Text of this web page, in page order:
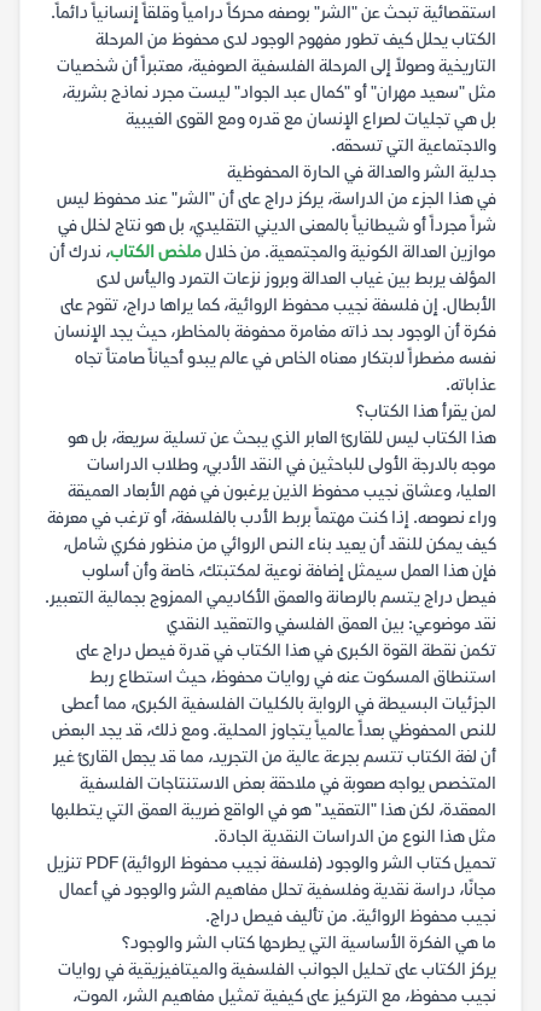
استقصائية تبحث عن "الشر" بوصفه محركاً درامياً وقلقاً إنسانياً دائماً.
الكتاب يحلل كيف تطور مفهوم الوجود لدى محفوظ من المرحلة
التاريخية وصولاً إلى المرحلة الفلسفية الصوفية، معتبراً أن شخصيات
مثل "سعيد مهران" أو "كمال عبد الجواد" ليست مجرد نماذج بشرية،
بل هي تجليات لصراع الإنسان مع قدره ومع القوى الغيبية
والاجتماعية التي تسحقه.
جدلية الشر والعدالة في الحارة المحفوظية
في هذا الجزء من الدراسة، يركز دراج على أن "الشر" عند محفوظ ليس
شراً مجرداً أو شيطانياً بالمعنى الديني التقليدي، بل هو نتاج لخلل في
موازين العدالة الكونية والمجتمعية. من خلالملخص الكتاب، ندرك أن
المؤلف يربط بين غياب العدالة وبروز نزعات التمرد واليأس لدى
الأبطال. إن فلسفة نجيب محفوظ الروائية، كما يراها دراج، تقوم على
فكرة أن الوجود بحد ذاته مغامرة محفوفة بالمخاطر، حيث يجد الإنسان
نفسه مضطراً لابتكار معناه الخاص في عالم يبدو أحياناً صامتاً تجاه
عذاباته.
لمن يقرأ هذا الكتاب؟
هذا الكتاب ليس للقارئ العابر الذي يبحث عن تسلية سريعة، بل هو
موجه بالدرجة الأولى للباحثين في النقد الأدبي، وطلاب الدراسات
العليا، وعشاق نجيب محفوظ الذين يرغبون في فهم الأبعاد العميقة
وراء نصوصه. إذا كنت مهتماً بربط الأدب بالفلسفة، أو ترغب في معرفة
كيف يمكن للنقد أن يعيد بناء النص الروائي من منظور فكري شامل،
فإن هذا العمل سيمثل إضافة نوعية لمكتبتك، خاصة وأن أسلوب
فيصل دراج يتسم بالرصانة والعمق الأكاديمي الممزوج بجمالية التعبير.
نقد موضوعي: بين العمق الفلسفي والتعقيد النقدي
تكمن نقطة القوة الكبرى في هذا الكتاب في قدرة فيصل دراج على
استنطاق المسكوت عنه في روايات محفوظ، حيث استطاع ربط
الجزئيات البسيطة في الرواية بالكليات الفلسفية الكبرى، مما أعطى
للنص المحفوظي بعداً عالمياً يتجاوز المحلية. ومع ذلك، قد يجد البعض
أن لغة الكتاب تتسم بجرعة عالية من التجريد، مما قد يجعل القارئ غير
المتخصص يواجه صعوبة في ملاحقة بعض الاستنتاجات الفلسفية
المعقدة، لكن هذا "التعقيد" هو في الواقع ضريبة العمق التي يتطلبها
مثل هذا النوع من الدراسات النقدية الجادة.
تحميل كتاب الشر والوجود (فلسفة نجيب محفوظ الروائية) PDF تنزيل
مجانًا، دراسة نقدية وفلسفية تحلل مفاهيم الشر والوجود في أعمال
نجيب محفوظ الروائية. من تأليف فيصل دراج.
ما هي الفكرة الأساسية التي يطرحها كتاب الشر والوجود؟
يركز الكتاب على تحليل الجوانب الفلسفية والميتافيزيقية في روايات
نجيب محفوظ، مع التركيز على كيفية تمثيل مفاهيم الشر، الموت،